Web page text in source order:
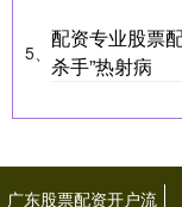
5、
配资专业股票
杀手”热射病
广东股票配资开户流